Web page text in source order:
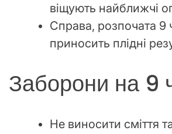
віщують найближчі
Справа, розпочата 9
приносить плідні
Заборони на 9
Не виносити сміття